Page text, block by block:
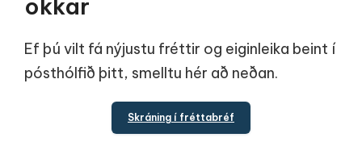
okkar
Ef þú vilt fá nýjustu fréttir og eiginleika beint í
pósthólfið þitt, smelltu hér að neðan.
Skráning í fréttabréf